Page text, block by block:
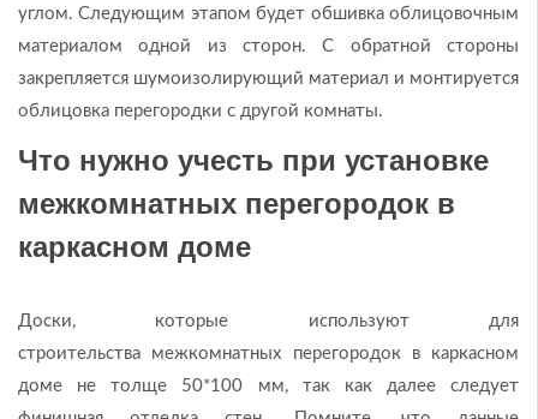
углом. Следующим этапом будет обшивка облицовочным
материалом одной из сторон. С обратной стороны
закрепляется шумоизолирующий материал и монтируется
облицовка перегородки с другой комнаты.
Что нужно учесть при установке
межкомнатных перегородок в
каркасном доме
Доски, которые используют для
строительства межкомнатных перегородок в каркасном
доме не толще 50*100 мм, так как далее следует